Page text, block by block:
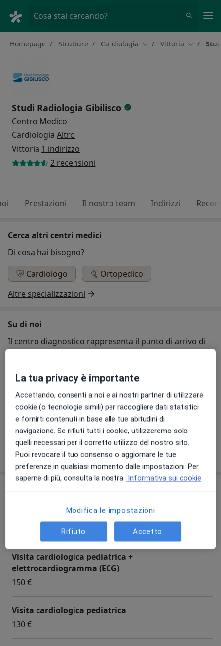
Cosa stai cercando?
Homepage Strutture Cardiologia Cambia città
Vittoria Cambia
Studi Radiologia Gibilisco
Centro Medico
Cardiologia Altro
Vittoria 1 indirizzo
2 recensioni
Prestazioni Il nostro team Indirizzi
Cerca altri centri medici
Di cosa hai bisogno?
Cardiologo
Ortopedico
Altre specializzazioni
Su di noi
Il centro diagnostico rappresenta il punto di arrivo di
un percorso professionale iniziato nel 2005, dalla
stato dell'arte nello specifico settore della diagnostica
tutti gli operatori coinvolti, sia per la modernità delle
apparecchiature utilizzate.
AltroChi siamo
Visualizza altre informazioni
Visita cardiologica pediatrica +
elettrocardiogramma (ECG)
150 €
Visita cardiologica pediatrica
130 €
La tua privacy è importante
Accettando, consenti a noi e ai nostri partner di utilizzare
cookie (o tecnologie simili) per raccogliere dati statistici
e fornirti contenuti in base alle tue abitudini di
navigazione. Se rifiuti tutti i cookie, utilizzeremo solo
quelli necessari per il corretto utilizzo del nostro sito.
Puoi revocare il tuo consenso o aggiornare le tue
preferenze in qualsiasi momento dalle impostazioni. Per
saperne di più, consulta la nostra Informativa sui cookie
Modifica le impostazioni
Rifiuto Accetto